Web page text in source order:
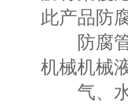
此产品防
防腐管
机械机械
气、水